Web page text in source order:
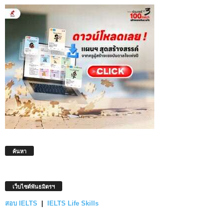
ค้นหา
เว็บไซต์พันธมิตรฯ
สอบ IELTS IELTS Life Skills